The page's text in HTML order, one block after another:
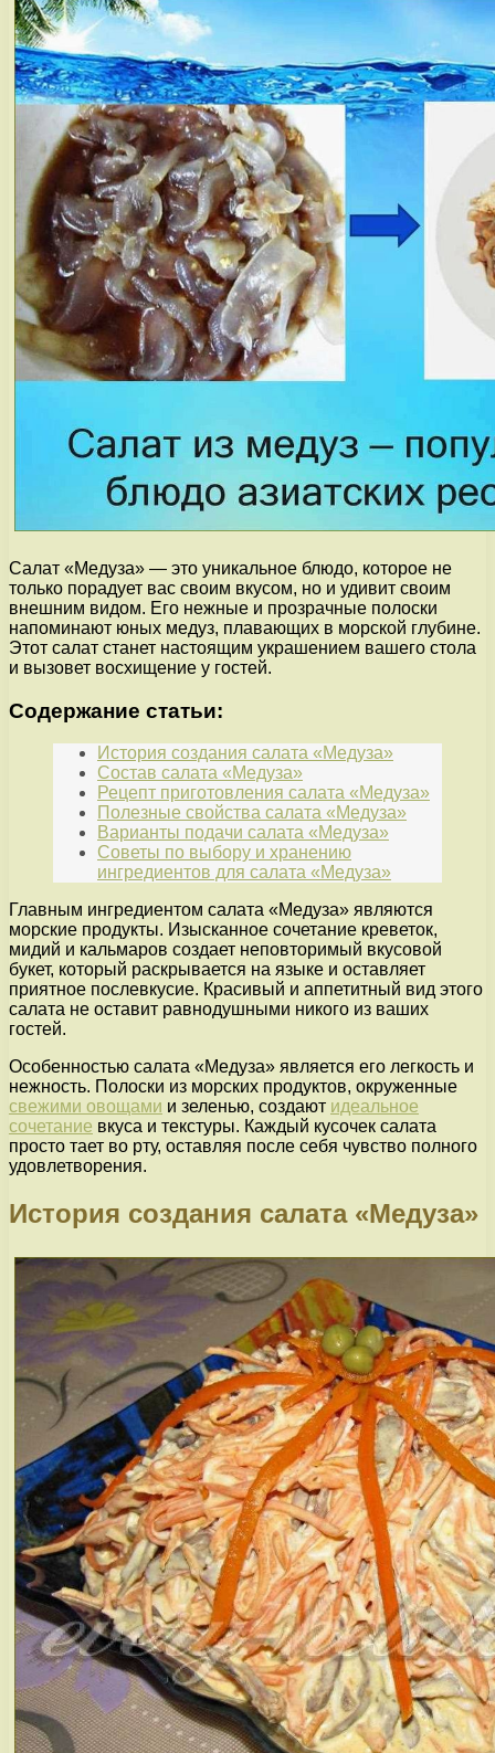
Салат «Медуза» — это уникальное блюдо, которое не
только порадует вас своим вкусом, но и удивит своим
внешним видом. Его нежные и прозрачные полоски
напоминают юных медуз, плавающих в морской глубине.
Этот салат станет настоящим украшением вашего стола
и вызовет восхищение у гостей.
Содержание статьи:
История создания салата «Медуза»
Состав салата «Медуза»
Рецепт приготовления салата «Медуза»
Полезные свойства салата «Медуза»
Варианты подачи салата «Медуза»
Советы по выбору и хранению
ингредиентов для салата «Медуза»
Главным ингредиентом салата «Медуза» являются
морские продукты. Изысканное сочетание креветок,
мидий и кальмаров создает неповторимый вкусовой
букет, который раскрывается на языке и оставляет
приятное послевкусие. Красивый и аппетитный вид этого
салата не оставит равнодушными никого из ваших
гостей.
Особенностью салата «Медуза» является его легкость и
нежность. Полоски из морских продуктов, окруженные
свежими овощами и зеленью, создают идеальное
сочетание вкуса и текстуры. Каждый кусочек салата
просто тает во рту, оставляя после себя чувство полного
удовлетворения.
История создания салата «Медуза»